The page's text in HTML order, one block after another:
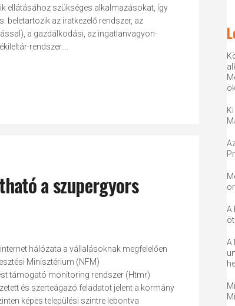
ellátásához szükséges alkalmazásokat, így
beletartozik az iratkezelő rendszer, az
a gazdálkodási, az ingatlanvagyon-
rendszer....
a szupergyors
hálózata a vállalásoknak megfelelően
Minisztérium (NFM)
támogató monitoring rendszer (Htmr)
és szerteágazó feladatot jelent a kormány
képes települési szintre lebontva
A
A